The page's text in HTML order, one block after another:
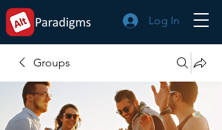
Log In
Groups